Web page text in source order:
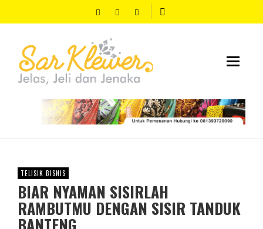
TELISIK BISNIS
BIAR NYAMAN SISIRLAH
RAMBUTMU DENGAN SISIR TANDUK